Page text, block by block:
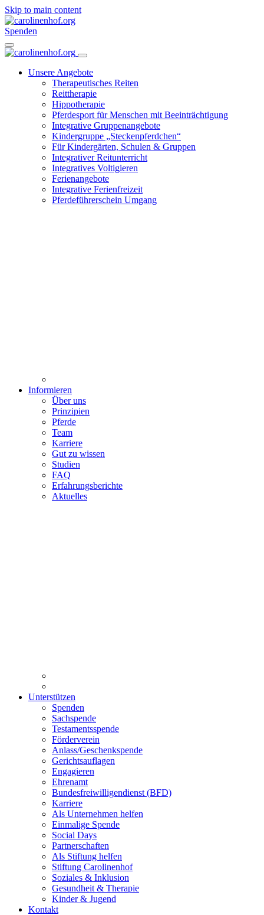
Skip to main content
Spenden
Unsere Angebote
Therapeutisches Reiten
Reittherapie
Hippotherapie
Pferdesport für Menschen mit Beeinträchtigung
Integrative Gruppenangebote
Kindergruppe „Steckenpferdchen“
Für Kindergärten, Schulen & Gruppen
Integrativer Reitunterricht
Integratives Voltigieren
Ferienangebote
Integrative Ferienfreizeit
Pferdeführerschein Umgang
Informieren
Über uns
Prinzipien
Pferde
Team
Karriere
Gut zu wissen
Studien
FAQ
Erfahrungsberichte
Aktuelles
Unterstützen
Spenden
Sachspende
Testamentsspende
Förderverein
Anlass/Geschenkspende
Gerichtsauflagen
Engagieren
Ehrenamt
Bundesfreiwilligendienst (BFD)
Karriere
Als Unternehmen helfen
Einmalige Spende
Social Days
Partnerschaften
Als Stiftung helfen
Stiftung Carolinenhof
Soziales & Inklusion
Gesundheit & Therapie
Kinder & Jugend
Kontakt